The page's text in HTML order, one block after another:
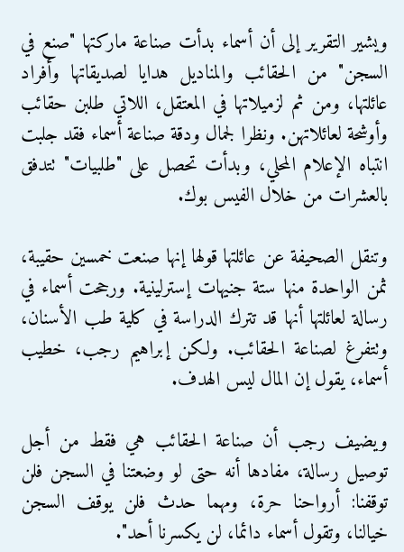
ويشير التقرير إلى أن أسماء بدأت صناعة ماركتها "صنع في
السجن" من الحقائب والمناديل هدايا لصديقاتها وأفراد
عائلتها، ومن ثم لزميلاتها في المعتقل، اللاتي طلبن حقائب
وأوشحة لعائلاتهن. ونظرا لجمال ودقة صناعة أسماء فقد جلبت
انتباه الإعلام المحلي، وبدأت تحصل على "طلبيات" تتدفق
بالعشرات من خلال الفيس بوك.
وتنقل الصحيفة عن عائلتها قولها إنها صنعت خمسين حقيبة،
ثمن الواحدة منها ستة جنيهات إسترلينية. ورجحت أسماء في
رسالة لعائلتها أنها قد تترك الدراسة في كلية طب الأسنان،
وتتفرغ لصناعة الحقائب. ولكن إبراهيم رجب، خطيب
أسماء، يقول إن المال ليس الهدف.
ويضيف رجب أن صناعة الحقائب هي فقط من أجل
توصيل رسالة، مفادها أنه حتى لو وضعتنا في السجن فلن
توقفنا: أرواحنا حرة، ومهما حدث فلن يوقف السجن
خيالنا، وتقول أسماء دائما، لن يكسرنا أحد".